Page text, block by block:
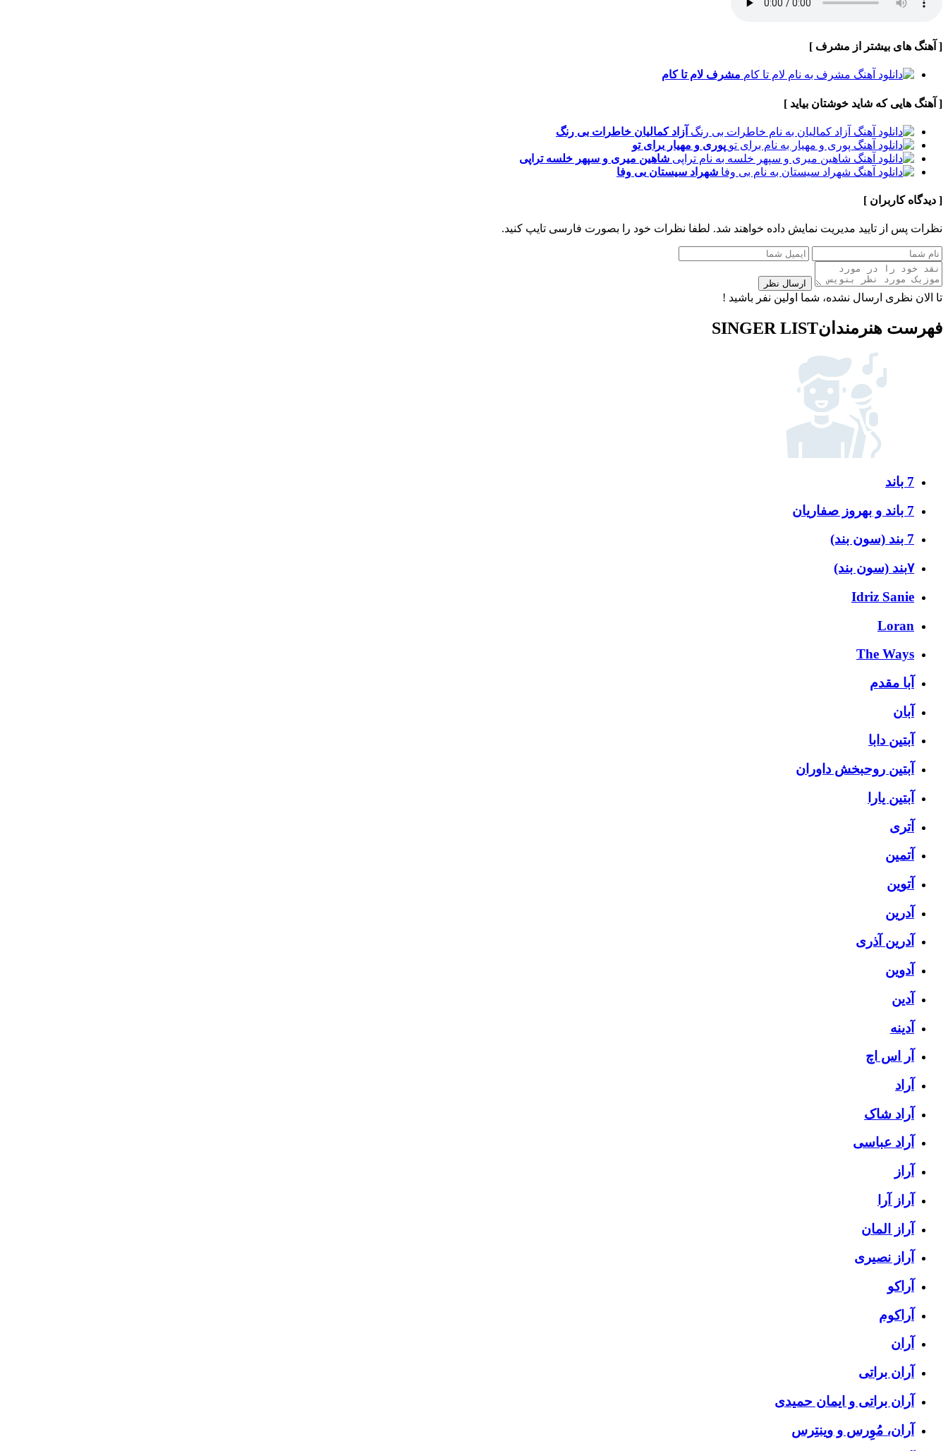
[ آهنگ های بیشتر از مشرف ]
مشرف لام تا کام
[ آهنگ هایی که شاید خوشتان بیاید ]
آزاد کمالیان خاطرات بی رنگ
پوری و مهیار برای تو
شاهین میری و سپهر خلسهتراپی
شهراد سیستان بی وفا
[ دیدگاه کاربران ]
نظرات پس از تایید مدیریت نمایش داده خواهند شد. لطفا نظرات خود را بصورت فارسی تایپ کنید.
ارسال نظر
تا الان نظری ارسال نشده، شما اولین نفر باشید !
فهرست هنرمندانSINGER LIST
7 باند
7 باند و بهروز صفاریان
7 بند (سون بند)
۷بند (سون بند)
Idriz Sanie
Loran
The Ways
آبا مقدم
آبان
آبتین دابا
آبتین روحبخش داوران
آبتین یارا
آتری
آتمین
آتوین
آدرین
آدرین آذری
آدوین
آدین
آدینه
آر اس اچ
آراد
آراد شاک
آراد عباسی
آراز
آراز آرا
آراز المان
آراز نصیری
آراکو
آراکوم
آران
آران براتی
آران براتی و ایمان حمیدی
آران، مُوِرس و وینتِرس